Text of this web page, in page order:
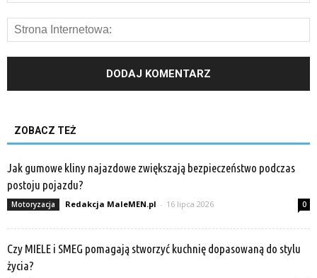
ZOBACZ TEŻ
Jak gumowe kliny najazdowe zwiększają bezpieczeństwo podczas
postoju pojazdu?
Motoryzacja Redakcja MaleMEN.pl - 16 lipca 2026 0
Czy MIELE i SMEG pomagają stworzyć kuchnię dopasowaną do stylu
życia?